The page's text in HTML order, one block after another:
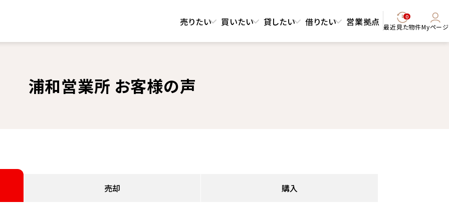
売りたい 買いたい 貸したい 借りたい 営業拠点 0
最近見た物件Myページ
浦和営業所 お客様の声
売却 購入